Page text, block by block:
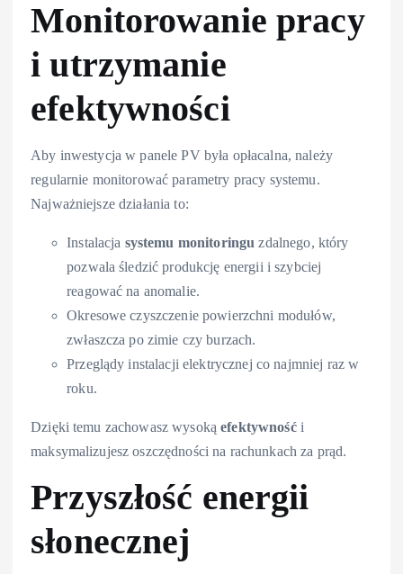
Monitorowanie pracy
i utrzymanie
efektywności
Aby inwestycja w panele PV była opłacalna, należy
regularnie monitorować parametry pracy systemu.
Najważniejsze działania to:
Instalacja systemu monitoringu zdalnego, który
pozwala śledzić produkcję energii i szybciej
reagować na anomalie.
Okresowe czyszczenie powierzchni modułów,
zwłaszcza po zimie czy burzach.
Przeglądy instalacji elektrycznej co najmniej raz w
roku.
Dzięki temu zachowasz wysokąefektywnośći
maksymalizujesz oszczędności na rachunkach za prąd.
Przyszłość energii
słonecznej